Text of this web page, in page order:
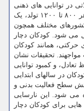
در توانایی های ذهنی
و حرکتی کودکان می شود. این بیماری در هر ۸۰۰ تا ۱۲۰۰ تولد، یک
مختلف همچون
می شود. کودکان دچار
حرکتی، همانند کودکان
تحقیقات نشان
و کمبود توانایی
در سالهای ابتدایی
سطح فعالیت بدنی و
می شود. این نارسایی
برای کودکان دچار